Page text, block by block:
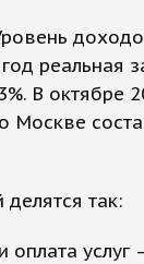
реальная
В октябре
Москве
так:
оплата услуг